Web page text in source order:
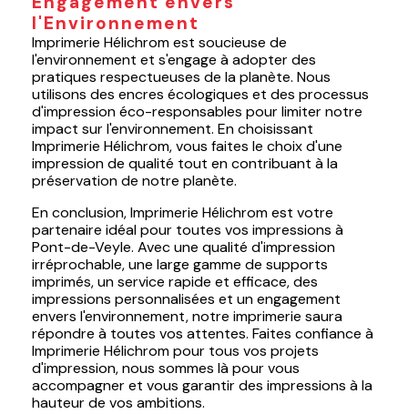
l'Environnement
Imprimerie Hélichrom est soucieuse de
l'environnement et s'engage à adopter des
pratiques respectueuses de la planète. Nous
utilisons des encres écologiques et des processus
d'impression éco-responsables pour limiter notre
impact sur l'environnement. En choisissant
Imprimerie Hélichrom, vous faites le choix d'une
impression de qualité tout en contribuant à la
préservation de notre planète.
En conclusion, Imprimerie Hélichrom est votre
partenaire idéal pour toutes vos impressions à
Pont-de-Veyle. Avec une qualité d'impression
irréprochable, une large gamme de supports
imprimés, un service rapide et efficace, des
impressions personnalisées et un engagement
envers l'environnement, notre imprimerie saura
répondre à toutes vos attentes. Faites confiance à
Imprimerie Hélichrom pour tous vos projets
d'impression, nous sommes là pour vous
accompagner et vous garantir des impressions à la
hauteur de vos ambitions.